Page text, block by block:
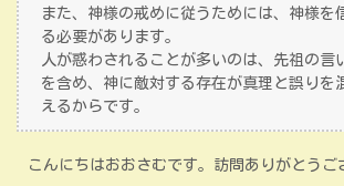
また、神様の戒めに従うためには、神様を
る必要があります。
人が惑わされることが多いのは、先祖の言
を含め、神に敵対する存在が真理と誤りを
えるからです。
こんにちはおおさむです。訪問ありがとうご